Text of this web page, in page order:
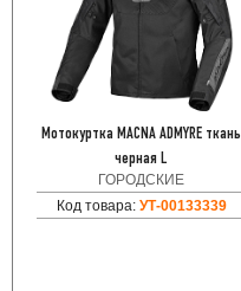
Мотокуртка MACNA ADMYRE ткань
черная L
ГОРОДСКИЕ
Код товара: УТ-00133339